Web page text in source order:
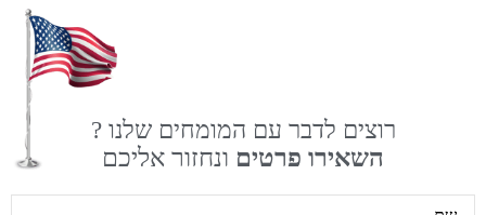
רוצים לדבר עם המומחים שלנו ?
השאירו פרטים ונחזור אליכם